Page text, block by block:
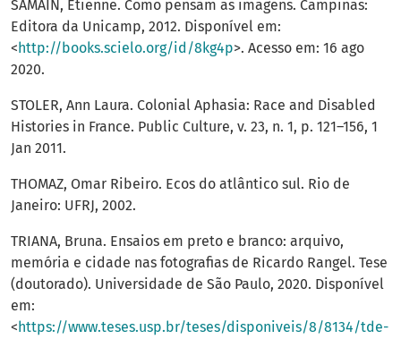
SAMAIN, Etienne. Como pensam as imagens. Campinas:
Editora da Unicamp, 2012. Disponível em:
< http://books.scielo.org/id/8kg4p>. Acesso em: 16 ago
2020.
STOLER, Ann Laura. Colonial Aphasia: Race and Disabled
Histories in France. Public Culture, v. 23, n. 1, p. 121–156, 1
Jan 2011.
THOMAZ, Omar Ribeiro. Ecos do atlântico sul. Rio de
Janeiro: UFRJ, 2002.
TRIANA, Bruna. Ensaios em preto e branco: arquivo,
memória e cidade nas fotografias de Ricardo Rangel. Tese
(doutorado). Universidade de São Paulo, 2020. Disponível
em:
< https://www.teses.usp.br/teses/disponiveis/8/8134/tde-